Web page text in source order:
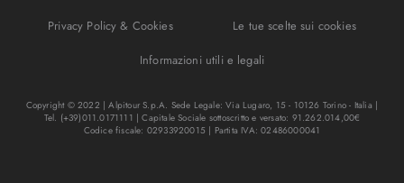
Privacy Policy & Cookies
Le tue scelte sui cookies
Informazioni utili e legali
Copyright © 2022 | Alpitour S.p.A. Sede Legale: Via Lugaro, 15 - 10126 Torino - Italia |
Tel. (+39)011.0171111 | Capitale Sociale sottoscritto e versato: 91.262.014,00€
Codice fiscale: 02933920015 | Partita IVA: 02486000041